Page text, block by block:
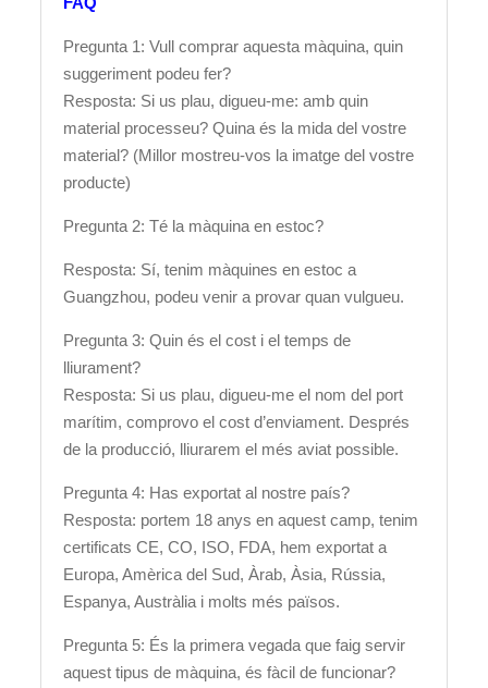
Pregunta 1: Vull comprar aquesta màquina, quin
suggeriment podeu fer?
Resposta: Si us plau, digueu-me: amb quin
material processeu? Quina és la mida del vostre
material? (Millor mostreu-vos la imatge del vostre
producte)
Pregunta 2: Té la màquina en estoc?
Resposta: Sí, tenim màquines en estoc a
Guangzhou, podeu venir a provar quan vulgueu.
Pregunta 3: Quin és el cost i el temps de
lliurament?
Resposta: Si us plau, digueu-me el nom del port
marítim, comprovo el cost d’enviament. Després
de la producció, lliurarem el més aviat possible.
Pregunta 4: Has exportat al nostre país?
Resposta: portem 18 anys en aquest camp, tenim
certificats CE, CO, ISO, FDA, hem exportat a
Europa, Amèrica del Sud, Àrab, Àsia, Rússia,
Espanya, Austràlia i molts més països.
Pregunta 5: És la primera vegada que faig servir
aquest tipus de màquina, és fàcil de funcionar?